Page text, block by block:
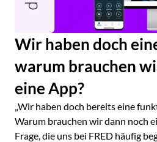
Wir haben doch
warum brauchen
eine App?
„Wir haben doch bereits eine
Warum brauchen wir dann noch
Frage, die uns bei FRED häufig